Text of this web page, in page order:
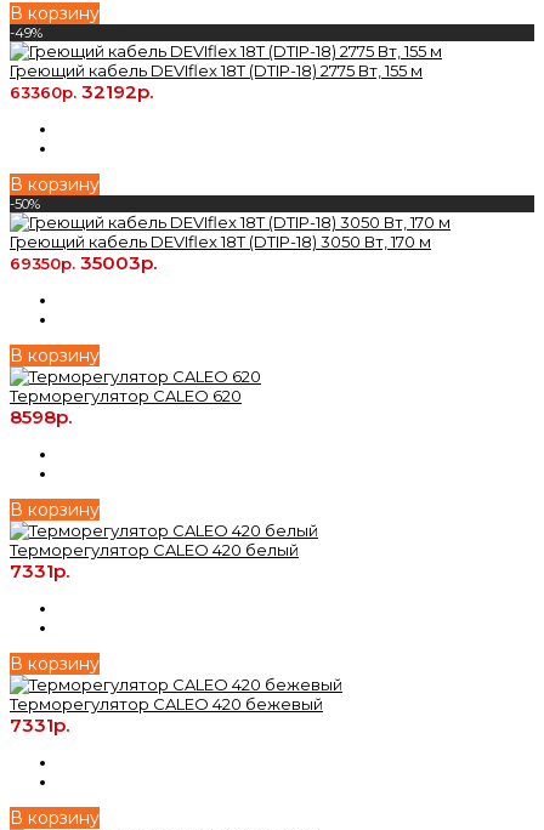
В корзину
-49%
Греющий кабель DEVIflex 18T (DTIP-18) 2775 Вт, 155 м
63360р. 32192р.
В корзину
-50%
Греющий кабель DEVIflex 18T (DTIP-18) 3050 Вт, 170 м
69350р. 35003р.
В корзину
Терморегулятор CALEO 620
8598р.
В корзину
Терморегулятор CALEO 420 белый
7331р.
В корзину
Терморегулятор CALEO 420 бежевый
7331р.
В корзину